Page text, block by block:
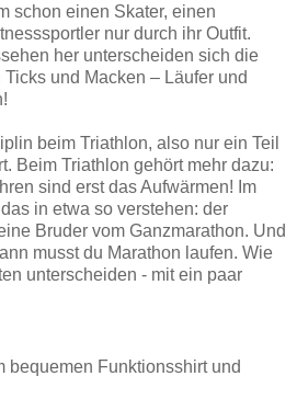
schon einen Skater, einen
nur durch ihr Outfit.
her unterscheiden sich die
und Macken – Läufer und
beim Triathlon, also nur ein Teil
Beim Triathlon gehört mehr dazu:
sind erst das Aufwärmen! Im
in etwa so verstehen: der
Bruder vom Ganzmarathon. Und
musst du Marathon laufen. Wie
unterscheiden - mit ein paar
bequemen Funktionsshirt und